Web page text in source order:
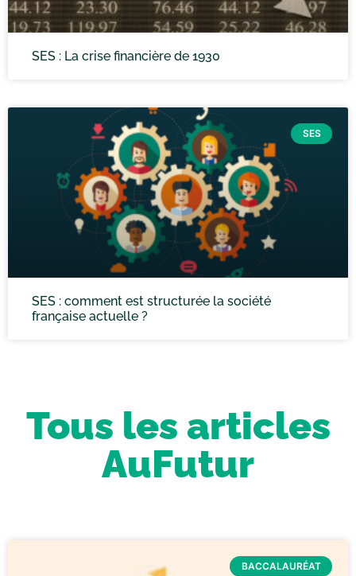
SES : La crise financière de 1930
SES
SES : comment est structurée la société
française actuelle ?
Tous les articles
AuFutur
BACCALAURÉAT